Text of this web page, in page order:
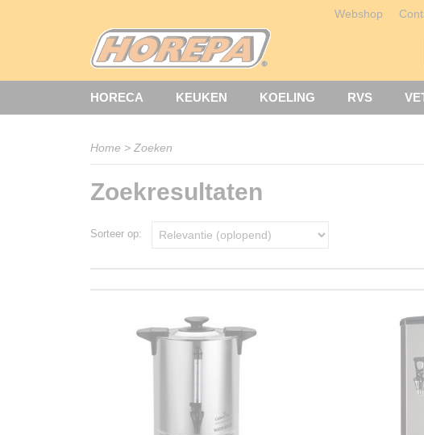
Webshop
HORECA KEUKEN KOELING RVS
Home > Zoeken
Zoekresultaten
Sorteer op: